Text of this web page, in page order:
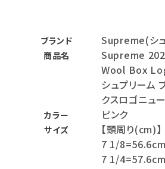
ブランド Supreme(シ
商品名
Supreme
Wool Box
シュプリーム
クスロゴニュ
カラー ピンク
サイズ
【頭周り(cm)】
7 1/
7 1/